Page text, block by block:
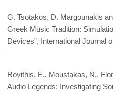
G. Tsotakos, D. Margounakis
Greek Music Tradition:
Devices”, International Journal
Rovithis, E., Moustakas, N.,
Audio Legends: Investigating